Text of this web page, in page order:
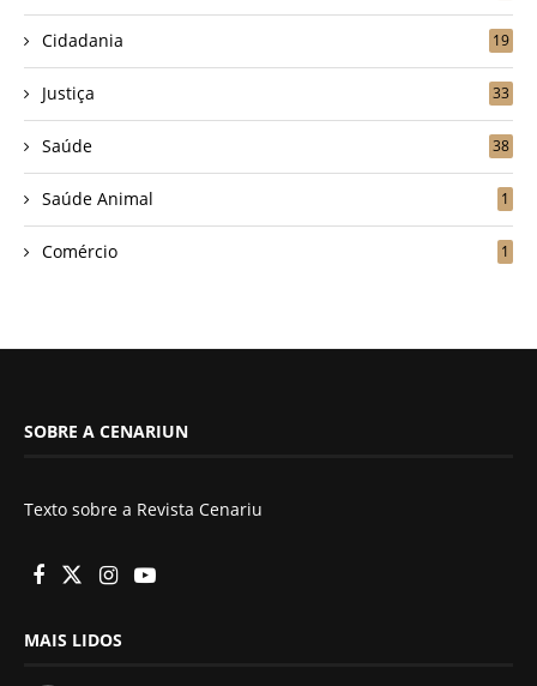
Cidadania 19
Justiça 33
Saúde 38
Saúde Animal 1
Comércio 1
SOBRE A CENARIUN
Texto sobre a Revista Cenariu
MAIS LIDOS